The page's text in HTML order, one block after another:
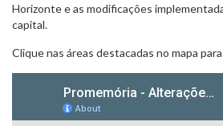
Horizonte e as modificações
capital.
Clique nas áreas destacadas no mapa